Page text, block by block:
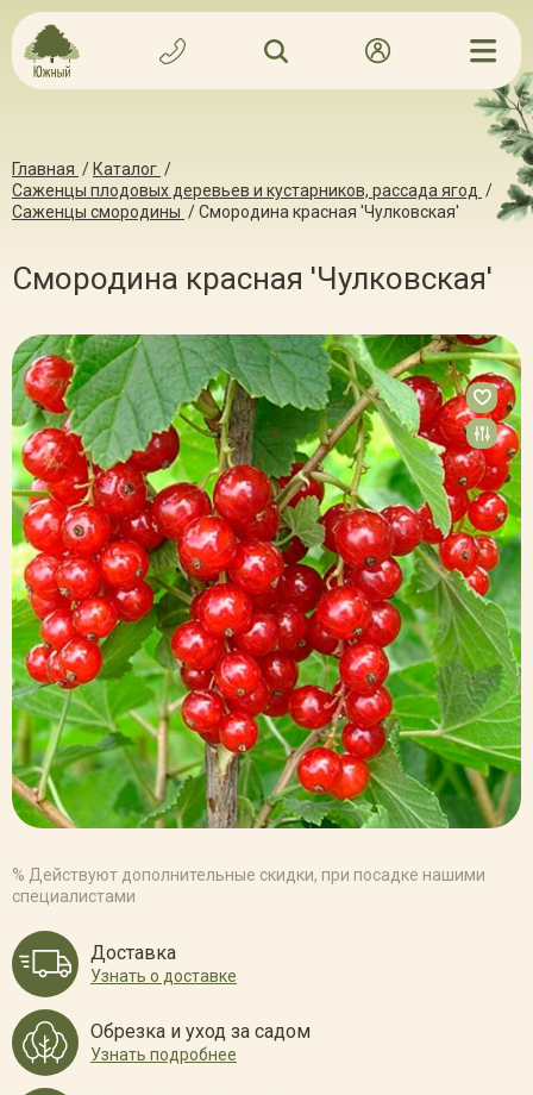
Главная / Каталог /
Саженцы плодовых деревьев и кустарников, рассада ягод /
Саженцы смородины /Смородина красная 'Чулковская'
Смородина красная 'Чулковская'
% Действуют дополнительные скидки, при посадке нашими
специалистами
Доставка
Узнать о доставке
Обрезка и уход за садом
Узнать подробнее